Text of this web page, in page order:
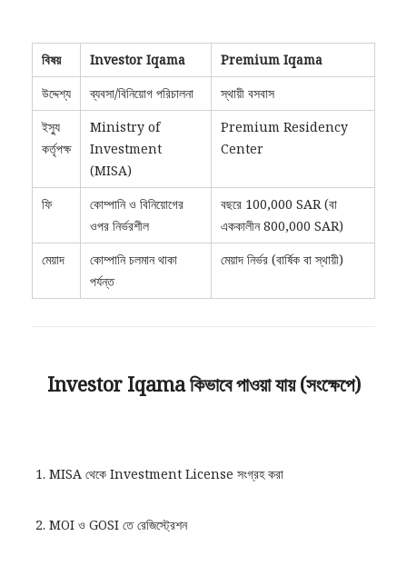
বিষয় Investor Iqama
Premium Iqama
উদ্দেশ্য
ব্যবসা/বিনিয়োগ পরিচালনা
স্থায়ী বসবাস
ইস্যু
কর্তৃপক্ষ
Ministry of
Investment
(MISA)
Premium Residency
Center
ফি
কোম্পানি ও বিনিয়োগের
ওপর নির্ভরশীল
বছরে 100,000 SAR (বা
এককালীন 800,000 SAR)
মেয়াদ
কোম্পানি চলমান থাকা
পর্যন্ত
মেয়াদ নির্ভর (বার্ষিক বা স্থায়ী)
Investor Iqama কিভাবে পাওয়া যায় (সংক্ষেপে)
MISA থেকে Investment License সংগ্রহ করা
MOI ও GOSI তে রেজিস্ট্রেশন